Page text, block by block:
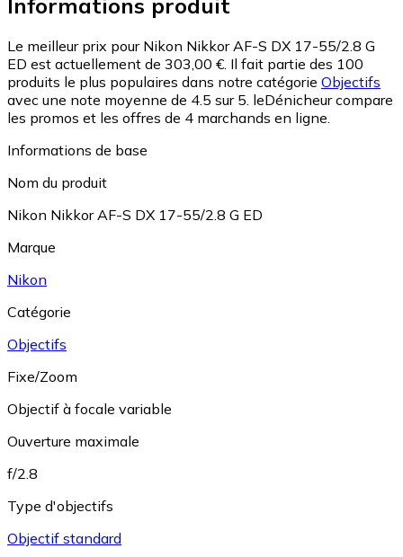
Le meilleur prix pour Nikon Nikkor AF-S DX 17-55/2.8 G
ED est actuellement de 303,00 €. Il fait partie des 100
produits le plus populaires dans notre catégorie Objectifs
avec une note moyenne de 4.5 sur 5. leDénicheur compare
les promos et les offres de 4 marchands en ligne.
Informations de base
Nom du produit
Nikon Nikkor AF-S DX 17-55/2.8 G ED
Marque
Nikon
Catégorie
Objectifs
Fixe/Zoom
Objectif à focale variable
Ouverture maximale
f/2.8
Type d'objectifs
Objectif standard